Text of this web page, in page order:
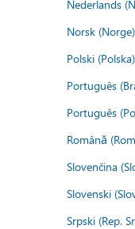
Nederlands
Norsk (Norge)
Polski (Polska)
Português
Português
Română
Slovenčina
Slovenski
Srpski (Rep.